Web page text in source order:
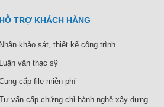
HỖ TRỢ KHÁCH HÀNG
Nhận khảo sát, thiết kế công trình
Luận văn thạc sỹ
cấp file miễn phí
vấn cấp chứng chỉ hành nghề xây dựng